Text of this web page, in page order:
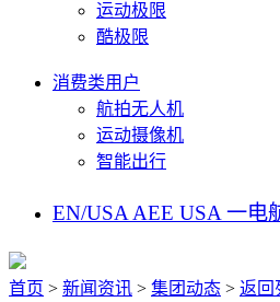
运动极限
酷极限
消费类用户
航拍无人机
运动摄像机
智能出行
EN/USA AEE USA 一电
首页 > 新闻资讯 > 集团动态 > 返回